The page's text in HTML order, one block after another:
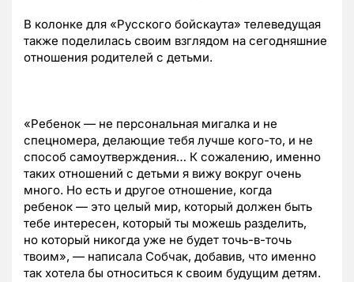
В колонке для «Русского бойскаута» телеведущая
также поделилась своим взглядом на сегодняшние
отношения родителей с детьми.
«Ребенок — не персональная мигалка и не
спецномера, делающие тебя лучше кого-то, и не
способ самоутверждения… К сожалению, именно
таких отношений с детьми я вижу вокруг очень
много. Но есть и другое отношение, когда
ребенок — это целый мир, который должен быть
тебе интересен, который ты можешь разделить,
но который никогда уже не будет точь-в-точь
твоим», — написала Собчак, добавив, что именно
так хотела бы относиться к своим будущим детям.